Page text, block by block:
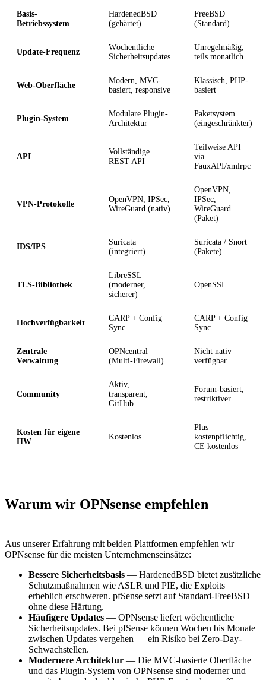
Basis-
Betriebssystem
HardenedBSD
(gehärtet)
FreeBSD
(Standard)
Update-Frequenz
Wöchentliche
Sicherheitsupdates
Unregelmäßig,
teils monatlich
Web-Oberfläche
Modern, MVC-
basiert, responsive
Klassisch, PHP-
basiert
Plugin-System
Modulare Plugin-
Architektur
Paketsystem
(eingeschränkter)
API
Vollständige
REST API
Teilweise API
via
FauxAPI/xmlrpc
VPN-Protokolle
OpenVPN, IPSec,
WireGuard (nativ)
OpenVPN,
IPSec,
WireGuard
(Paket)
IDS/IPS
Suricata
(integriert)
Suricata / Snort
(Pakete)
TLS-Bibliothek
LibreSSL
(moderner,
sicherer)
OpenSSL
Hochverfügbarkeit
CARP + Config
Sync
CARP + Config
Sync
Zentrale
Verwaltung
OPNcentral
(Multi-Firewall)
Nicht nativ
verfügbar
Community
Aktiv,
transparent,
GitHub
Forum-basiert,
restriktiver
Kosten für eigene
HW
Kostenlos
Plus
kostenpflichtig,
CE kostenlos
Warum wir OPNsense empfehlen
Aus unserer Erfahrung mit beiden Plattformen empfehlen wir
OPNsense für die meisten Unternehmenseinsätze:
Bessere Sicherheitsbasis — HardenedBSD bietet zusätzliche
Schutzmaßnahmen wie ASLR und PIE, die Exploits
erheblich erschweren. pfSense setzt auf Standard-FreeBSD
ohne diese Härtung.
Häufigere Updates — OPNsense liefert wöchentliche
Sicherheitsupdates. Bei pfSense können Wochen bis Monate
zwischen Updates vergehen — ein Risiko bei Zero-Day-
Schwachstellen.
Modernere Architektur — Die MVC-basierte Oberfläche
und das Plugin-System von OPNsense sind moderner und